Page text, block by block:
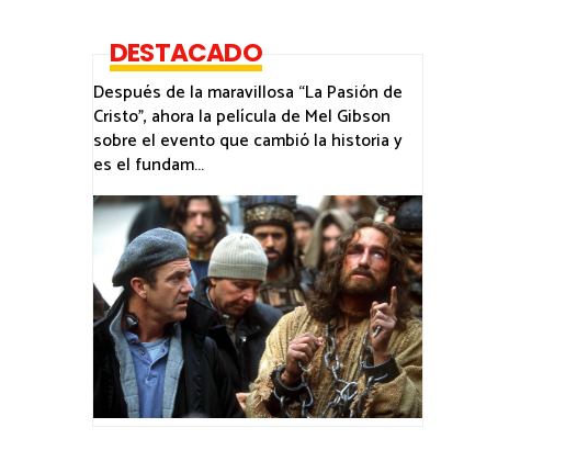
DESTACADO
Después de la maravillosa “La Pasión de
Cristo”, ahora la película de Mel Gibson
sobre el evento que cambió la historia y
es el fundam...